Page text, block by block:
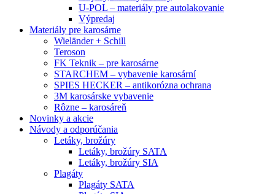
U-POL – materiály pre autolakovanie
Výpredaj
Materiály pre karosárne
Wieländer + Schill
Teroson
FK Teknik – pre karosárne
STARCHEM – vybavenie karosární
SPIES HECKER – antikorózna ochrana
3M karosárske vybavenie
Rôzne – karosáreň
Novinky a akcie
Návody a odporúčania
Letáky, brožúry
Letáky, brožúry SATA
Letáky, brožúry SIA
Plagáty
Plagáty SATA